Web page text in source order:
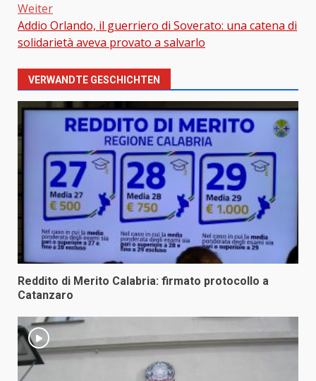
Weiter
Addio Orlando, il guerriero di Soverato: una catena di
solidarietà aveva provato a salvarlo
VERWANDTE GESCHICHTEN
Reddito di Merito Calabria: firmato protocollo a
Catanzaro